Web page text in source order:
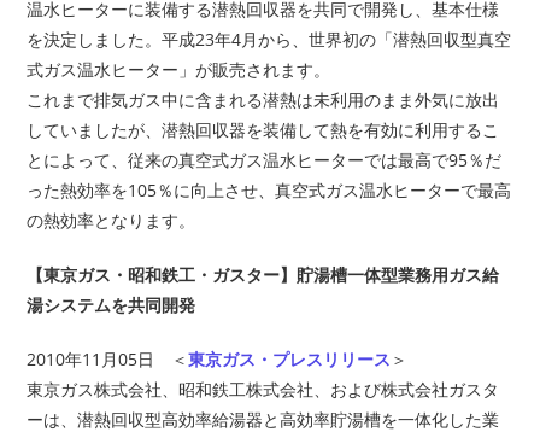
温水ヒーターに装備する潜熱回収器を共同で開発し、基本仕様
を決定しました。平成23年4月から、世界初の「潜熱回収型真空
式ガス温水ヒーター」が販売されます。
これまで排気ガス中に含まれる潜熱は未利用のまま外気に放出
していましたが、潜熱回収器を装備して熱を有効に利用するこ
とによって、従来の真空式ガス温水ヒーターでは最高で95％だ
った熱効率を105％に向上させ、真空式ガス温水ヒーターで最高
の熱効率となります。
【東京ガス・昭和鉄工・ガスター】貯湯槽一体型業務用ガス給
湯システムを共同開発
2010年11月05日 ＜東京ガス・プレスリリース ＞
東京ガス株式会社、昭和鉄工株式会社、および株式会社ガスタ
ーは、潜熱回収型高効率給湯器と高効率貯湯槽を一体化した業